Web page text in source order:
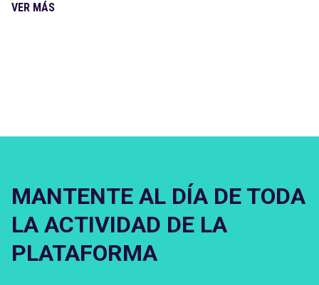
VER MÁS
MANTENTE AL DÍA DE TODA
LA ACTIVIDAD DE LA
PLATAFORMA